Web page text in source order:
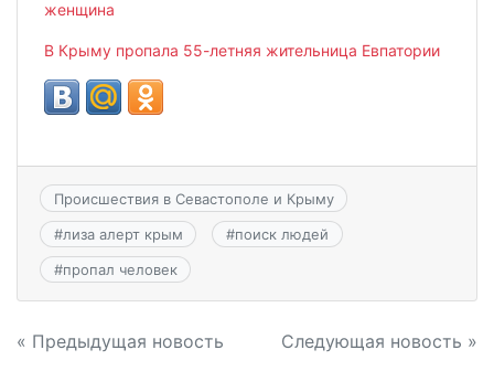
женщина
В Крыму пропала 55-летняя жительница Евпатории
Происшествия в Севастополе и Крыму
#лиза алерт крым #поиск людей
#пропал человек
Навигация
« Предыдущая новость Следующая новость »